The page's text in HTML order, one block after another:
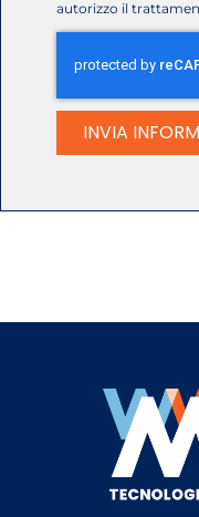
autorizzo il
INVIA